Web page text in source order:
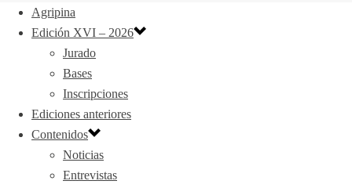
Agripina
Edición XVI – 2026
Jurado
Bases
Inscripciones
Ediciones anteriores
Contenidos
Noticias
Entrevistas